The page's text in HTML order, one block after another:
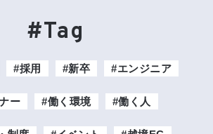
#Tag
#採用 #新卒 #エンジニア
ー #働く環境 #働く人